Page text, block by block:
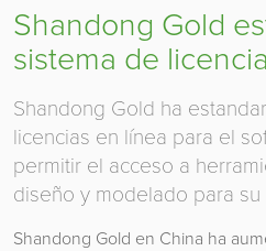
Shandong Gold
sistema de
Shandong Gold ha
licencias en línea para el
permitir el acceso a
diseño y modelado para su
Shandong Gold en China ha